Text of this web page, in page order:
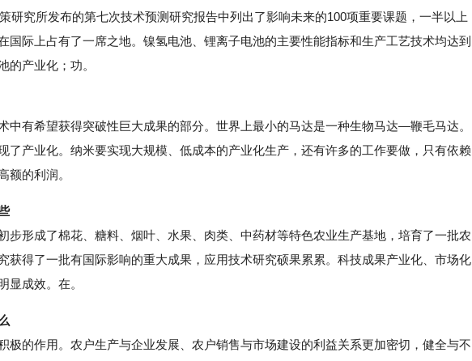
究所发布的第七次技术预测研究报告中列出了影响未来的100项重要课题，一半以上
国际上占有了一席之地。镍氢电池、锂离子电池的主要性能指标和生产工艺技术均达到
的产业化；功。
有希望获得突破性巨大成果的部分。世界上最小的马达是一种生物马达—鞭毛马达。
了产业化。纳米要实现大规模、低成本的产业化生产，还有许多的工作要做，只有依赖
额的利润。
形成了棉花、糖料、烟叶、水果、肉类、中药材等特色农业生产基地，培育了一批农
获得了一批有国际影响的重大成果，应用技术研究硕果累累。科技成果产业化、市场化
显成效。在。
的作用。农户生产与企业发展、农户销售与市场建设的利益关系更加密切，健全与不